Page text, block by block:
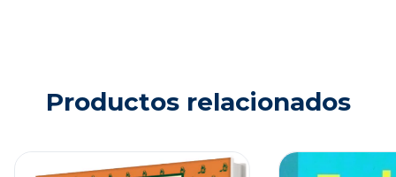
Productos relacionados